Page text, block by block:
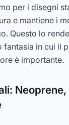
per i disegni
e mantiene i
Questo lo
fantasia in cui il
è importante.